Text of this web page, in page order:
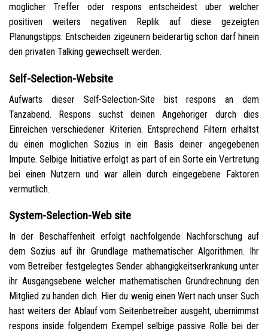
moglicher Treffer oder respons entscheidest uber welcher
positiven weiters negativen Replik auf diese gezeigten
Planungstipps. Entscheiden zigeunern beiderartig schon darf hinein
den privaten Talking gewechselt werden.
Self-Selection-Website
Aufwarts dieser Self-Selection-Site bist respons an dem
Tanzabend. Respons suchst deinen Angehoriger durch dies
Einreichen verschiedener Kriterien. Entsprechend Filtern erhaltst
du einen moglichen Sozius in ein Basis deiner angegebenen
Impute. Selbige Initiative erfolgt as part of ein Sorte ein Vertretung
bei einen Nutzern und war allein durch eingegebene Faktoren
vermutlich.
System-Selection-Web site
In der Beschaffenheit erfolgt nachfolgende Nachforschung auf
dem Sozius auf ihr Grundlage mathematischer Algorithmen. Ihr
vom Betreiber festgelegtes Sender abhangigkeitserkrankung unter
ihr Ausgangsebene welcher mathematischen Grundrechnung den
Mitglied zu handen dich. Hier du wenig einen Wert nach unser Such
hast weiters der Ablauf vom Seitenbetreiber ausgeht, ubernimmst
respons inside folgendem Exempel selbige passive Rolle bei der